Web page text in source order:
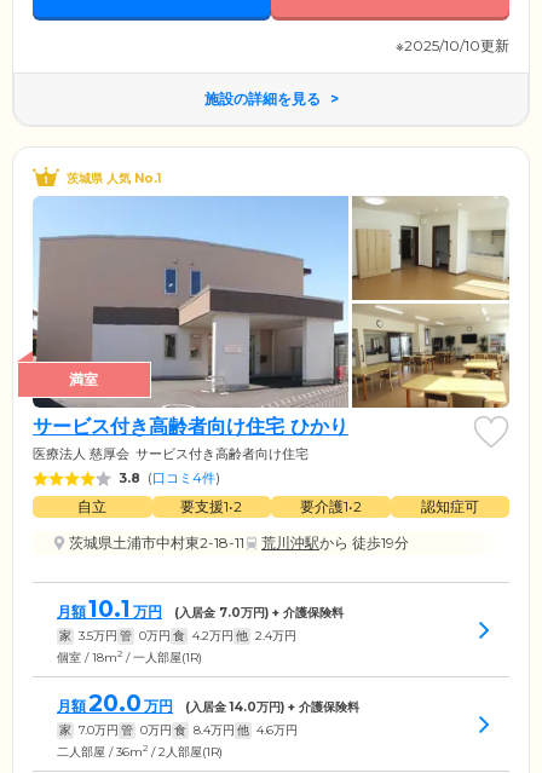
※2025/10/10更新
施設の詳細を見る
茨城県 人気 No.1
満室
サービス付き高齢者向け住宅 ひかり
医療法人 慈厚会 サービス付き高齢者向け住宅
3.8 (口コミ4件)
自立 要支援1•2 要介護1•2
認知症可
茨城県土浦市中村東2-18-11
荒川沖駅から 徒歩19分
月額10.1 万円 (入居金 7.0万円) + 介護保険料
家 3.5万円 管 0万円 食 4.2万円 他 2.4万円
個室 / 18m2 / 一人部屋(1R)
月額20.0 万円 (入居金14.0万円) + 介護保険料
家 7.0万円 管 0万円 食 8.4万円 他 4.6万円
二人部屋 / 36m2 / 2人部屋(1R)